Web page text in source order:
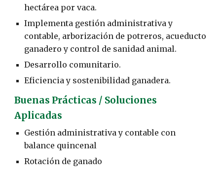
hectárea por vaca.
Implementa gestión administrativa y
contable, arborización de potreros, acueducto
ganadero y control de sanidad animal.
Desarrollo comunitario.
Eficiencia y sostenibilidad ganadera.
Buenas Prácticas / Soluciones
Aplicadas
Gestión administrativa y contable con
balance quincenal
Rotación de ganado